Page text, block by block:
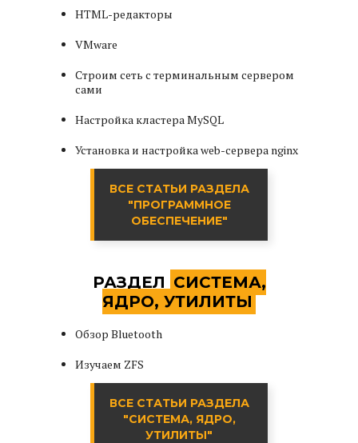
HTML-редакторы
VMware
Строим сеть с терминальным сервером
сами
Настройка кластера MySQL
Установка и настройка web-сервера nginx
ВСЕ СТАТЬИ РАЗДЕЛА
"ПРОГРАММНОЕ
ОБЕСПЕЧЕНИЕ"
РАЗДЕЛ СИСТЕМА,
ЯДРО, УТИЛИТЫ
Обзор Bluetooth
Изучаем ZFS
ВСЕ СТАТЬИ РАЗДЕЛА
"СИСТЕМА, ЯДРО,
УТИЛИТЫ"